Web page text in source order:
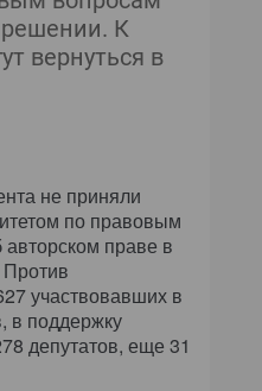
К
вернуться в
не приняли
по правовым
праве в
участвовавших в
в поддержку
депутатов, еще 31